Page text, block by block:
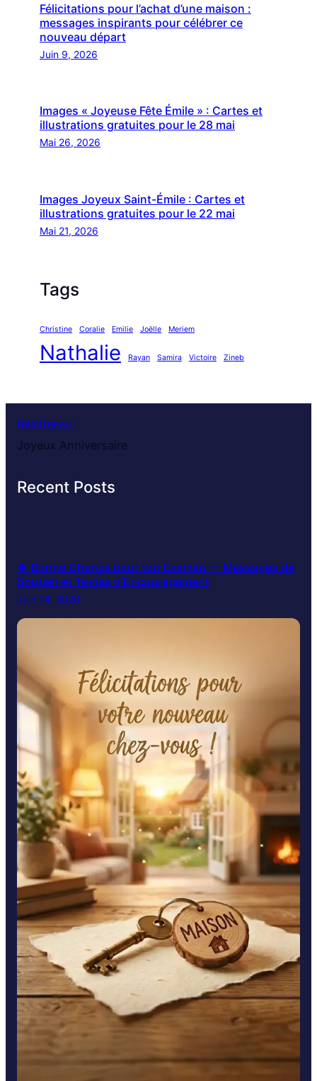
Félicitations pour l’achat d’une maison :
messages inspirants pour célébrer ce
nouveau départ
Juin 9, 2026
Images « Joyeuse Fête Émile » : Cartes et
illustrations gratuites pour le 28 mai
Mai 26, 2026
Images Joyeux Saint-Émile : Cartes et
illustrations gratuites pour le 22 mai
Mai 21, 2026
Tags
Christine Coralie Emilie Joëlle Meriem
Nathalie Rayan Samira Victoire Zineb
feliciter.su
Joyeux Anniversaire
Recent Posts
🍀 Bonne Chance pour ton Examen — Messages de
Soutien et Textes d’Encouragement
Juin 14, 2026